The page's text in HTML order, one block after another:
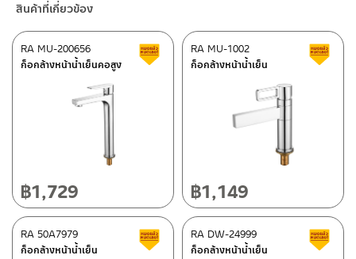
ศูนย์บริการและอะไหล่ กรุงเทพฯ
662/61-62 ถนน พระราม3 แขวงบางโพงพาง เขตยานนาวา กรุงเทพฯ
โทร: 02-358-0080 / 080-075-8668 / 091-545-0556
ศูนย์บริการและอะไหล่ เชียงใหม่
– Shopee
–Lazada
ติดต่อพนักงานขาย / Contact Sales Staff
@charnpaiboon.sales
ติดต่อ ชาญไพบูลย์ / Contact Us คลิกที่นี่
สินค้าที่เกี่ยวข้อง
ก็อกล้างหน้าน้ำเย็นคอสูง
RA MU-200656 สินค้าลดราคา เคลียร์สต็อก
฿1,729
ก็อกล้างหน้าน้ำเย็น
RA MU-1002
฿1,149
ก็อกล้างหน้าน้ำเย็น
RA 50A7979 สินค้าลดราคา เคลียร์สต็อก
ก็อกล้างหน้าน้ำเย็น
RA DW-24999